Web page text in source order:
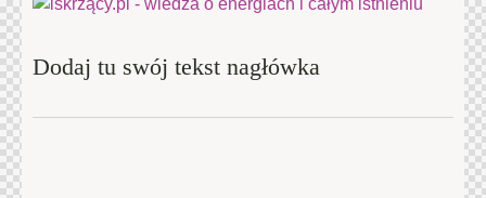
Dodaj tu swój tekst nagłówka